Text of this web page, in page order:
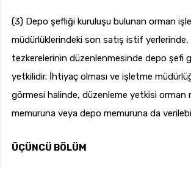
(3) Depo şefliği kuruluşu bulunan orman
müdürlüklerindeki son satış istif yerlerinde,
tezkerelerinin düzenlenmesinde depo şefi
yetkilidir. İhtiyaç olması ve işletme
görmesi halinde, düzenleme yetkisi orman
memuruna veya depo memuruna da
ÜÇÜNCÜ BÖLÜM